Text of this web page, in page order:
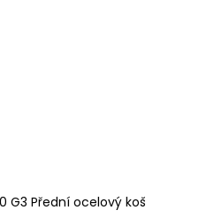
G3 Přední ocelový koš